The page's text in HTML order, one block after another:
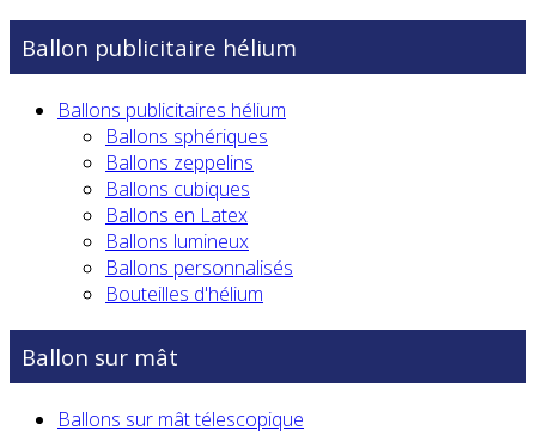
Ballon publicitaire hélium
Ballons publicitaires hélium
Ballons sphériques
Ballons zeppelins
Ballons cubiques
Ballons en Latex
Ballons lumineux
Ballons personnalisés
Bouteilles d'hélium
Ballon sur mât
Ballons sur mât télescopique